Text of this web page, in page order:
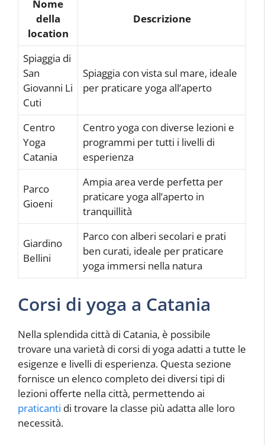
Nome
della
location
Descrizione
Spiaggia di
San
Giovanni Li
Cuti
Spiaggia con vista sul mare, ideale
per praticare yoga all’aperto
Centro
Yoga
Catania
Centro yoga con diverse lezioni e
programmi per tutti i livelli di
esperienza
Parco
Gioeni
Ampia area verde perfetta per
praticare yoga all’aperto in
tranquillità
Giardino
Bellini
Parco con alberi secolari e prati
ben curati, ideale per praticare
yoga immersi nella natura
Corsi di yoga a Catania
Nella splendida città di Catania, è possibile
trovare una varietà di corsi di yoga adatti a tutte le
esigenze e livelli di esperienza. Questa sezione
fornisce un elenco completo dei diversi tipi di
lezioni offerte nella città, permettendo ai
praticanti di trovare la classe più adatta alle loro
necessità.